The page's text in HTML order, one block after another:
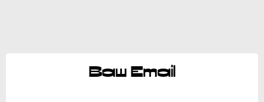
Ваш Email